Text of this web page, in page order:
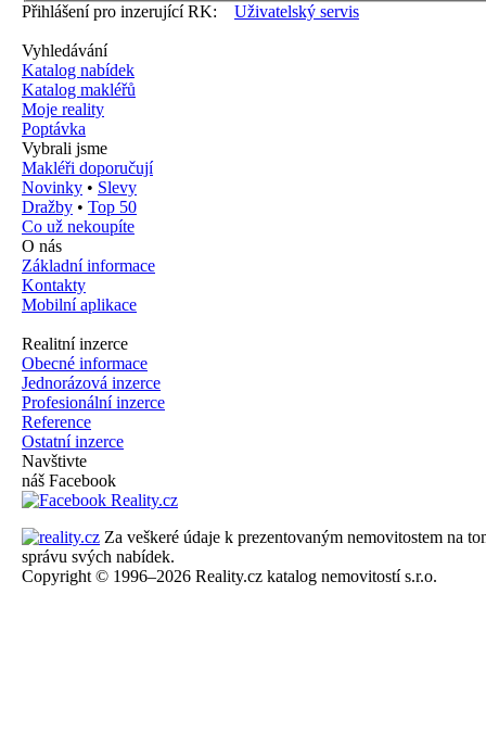
Přihlášení pro inzerující RK:
Uživatelský servis
Vyhledávání
Katalog nabídek
Katalog makléřů
Moje reality
Poptávka
Vybrali jsme
Makléři doporučují
Novinky • Slevy
Dražby • Top 50
Co už nekoupíte
O nás
Základní informace
Kontakty
Mobilní aplikace
Realitní inzerce
Obecné informace
Jednorázová inzerce
Profesionální inzerce
Reference
Ostatní inzerce
Navštivte
náš Facebook
Za veškeré údaje k prezentovaným nemovitostem na
správu svých nabídek.
Copyright © 1996–2026 Reality.cz katalog nemovitostí s.r.o.